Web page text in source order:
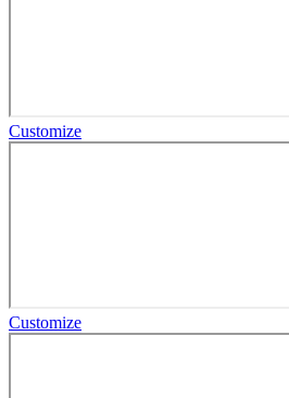
Customize
Customize